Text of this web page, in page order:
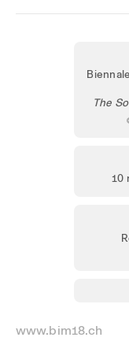
The
10
www.bim18.ch